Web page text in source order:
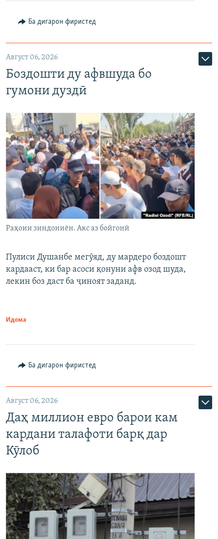
Ба дигарон фиристед
Август 06, 2026
Боздошти ду афвшуда бо
гумони дуздӣ
Раҳоии зиндониён. Акс аз бойгонӣ
Пулиси Душанбе мегӯяд, ду мардеро боздошт
кардааст, ки бар асоси қонуни афв озод шуда,
лекин боз даст ба ҷиноят заданд.
Идома
Ба дигарон фиристед
Август 06, 2026
Даҳ миллион евро барои кам
кардани талафоти барқ дар
Кӯлоб